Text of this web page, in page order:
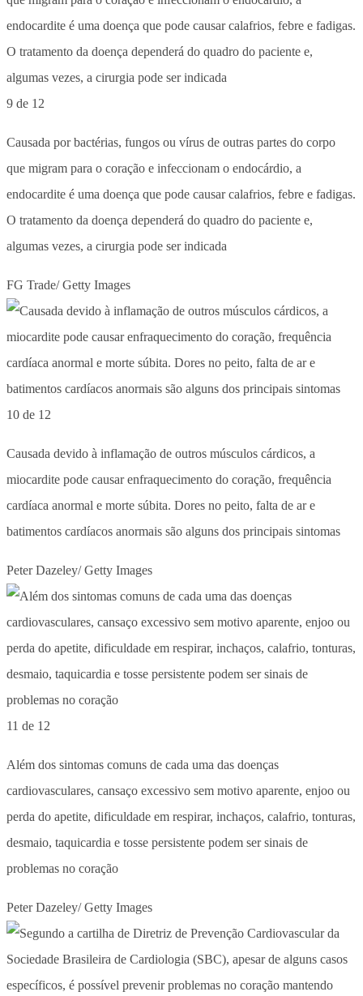
9 de 12
Causada por bactérias, fungos ou vírus de outras partes do corpo
que migram para o coração e infeccionam o endocárdio, a
endocardite é uma doença que pode causar calafrios, febre e fadigas.
O tratamento da doença dependerá do quadro do paciente e,
algumas vezes, a cirurgia pode ser indicada
FG Trade/ Getty Images
10 de 12
Causada devido à inflamação de outros músculos cárdicos, a
miocardite pode causar enfraquecimento do coração, frequência
cardíaca anormal e morte súbita. Dores no peito, falta de ar e
batimentos cardíacos anormais são alguns dos principais sintomas
Peter Dazeley/ Getty Images
11 de 12
Além dos sintomas comuns de cada uma das doenças
cardiovasculares, cansaço excessivo sem motivo aparente, enjoo ou
perda do apetite, dificuldade em respirar, inchaços, calafrio, tonturas,
desmaio, taquicardia e tosse persistente podem ser sinais de
problemas no coração
Peter Dazeley/ Getty Images